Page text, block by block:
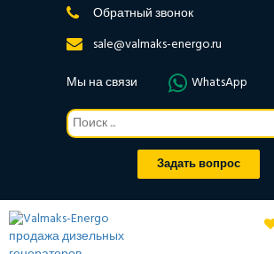
Обратный звонок
sale@valmaks-energo.ru
Мы на связи
WhatsApp
Задать вопрос